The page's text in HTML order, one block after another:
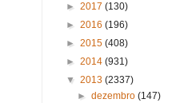
► 2017 (130)
► 2016 (196)
► 2015 (408)
► 2014 (931)
▼ 2013 (2337)
►dezembro(147)